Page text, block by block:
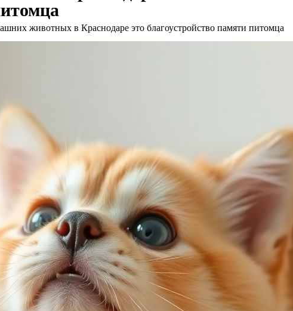
животных в Краснодаре это благоустройство памяти питомца